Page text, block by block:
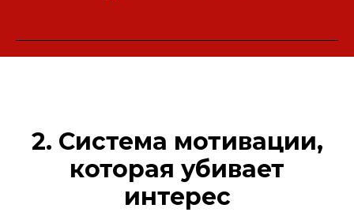
2. Система мотивации,
которая убивает
интерес